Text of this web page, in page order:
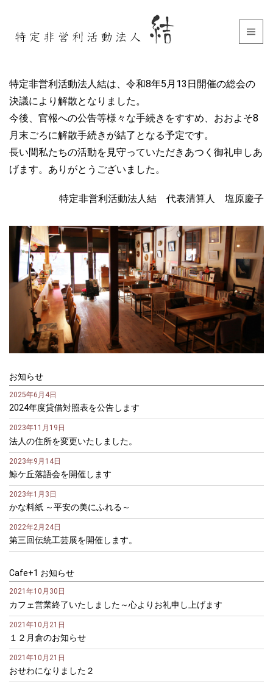
特定非営利活動法人結は、令和8年5月13日開催の総会の
決議により解散となりました。
今後、官報への公告等様々な手続きをすすめ、おおよそ8
月末ごろに解散手続きが結了となる予定です。
長い間私たちの活動を見守っていただきあつく御礼申しあ
げます。ありがとうございました。
特定非営利活動法人結 代表清算人 塩原慶子
お知らせ
2025年6月4日
2024年度貸借対照表を公告します
2023年11月19日
法人の住所を変更いたしました。
2023年9月14日
鯨ケ丘落語会を開催します
2023年1月3日
かな料紙 ～平安の美にふれる～
2022年2月24日
第三回伝統工芸展を開催します。
Cafe+1 お知らせ
2021年10月30日
カフェ営業終了いたしました～心よりお礼申し上げます
2021年10月21日
１２月倉のお知らせ
2021年10月21日
おせわになりました２